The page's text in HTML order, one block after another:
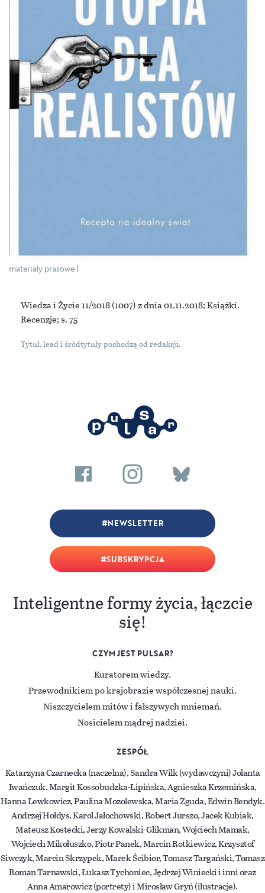
materiały prasowe
Wiedza i Życie 11/2018(1007) z dnia 01.11.2018; Książki.
Recenzje; s. 75
SUBSKRYPCJA
NEWSLETTER
Inteligentne formy życia, łączcie
się!
CZYM JEST PULSAR?
Kuratorem wiedzy.
Przewodnikiem po krajobrazie współczesnej nauki.
Niszczycielem mitów i fałszywych mniemań.
Nosicielem mądrej nadziei.
ZESPÓŁ
Katarzyna Czarnecka (naczelna), Sandra Wilk (wydawczyni) Jolanta
Iwańczuk, Margit Kossobudzka-Lipińska, Agnieszka Krzemińska,
Hanna Lewkowicz, Paulina Mozolewska, Maria Zguda, Edwin Bendyk.
Andrzej Hołdys, Karol Jałochowski, Robert Jurszo, Jacek Kubiak,
Mateusz Kostecki, Jerzy Kowalski-Glikman, Wojciech Mamak,
Wojciech Mikołuszko, Piotr Panek, Marcin Rotkiewicz, Krzysztof
Siwczyk, Marcin Skrzypek, Marek Ścibior, Tomasz Targański, Tomasz
Roman Tarnawski, Łukasz Tychoniec, Jędrzej Winiecki i inni oraz
Anna Amarowicz (portrety) i Mirosław Gryń (ilustracje).